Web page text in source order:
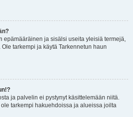
epämääräinen ja sisälsi useita yleisiä termejä,
tarkempi ja käytä Tarkennetun haun
ja palvelin ei pystynyt käsittelemään niitä.
ole tarkempi hakuehdoissa ja alueissa joilta